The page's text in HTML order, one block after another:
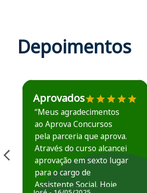
Depoimentos
Estudante José recomenda o
Aprovados
“Meus agradecimentos
ao Aprova Concursos
pela parceria que aprova.
Através do curso alcancei
aprovação em sexto lugar
para o cargo de
Assistente Social. Hoje